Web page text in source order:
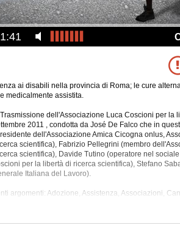
ai disabili nella provincia di Roma; le cure
medicalmente assistita.
dell'Associazione Luca Coscioni per la
2011 , condotta da José De Falco che in
dell'Associazione Amica Cicogna onlus,
scientifica), Fabrizio Pellegrini (membro
scientifica), Davide Tutino (operatore nel
per la libertà di ricerca scientifica), Stefano
Italiana del Lavoro).
argomenti: Adozione, Assistenza, Associazioni,